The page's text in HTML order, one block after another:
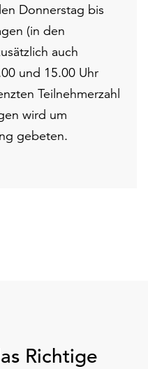
Donnerstag bis
(in den
auch
und 15.00 Uhr
Teilnehmerzahl
wird um
gebeten.
Richtige